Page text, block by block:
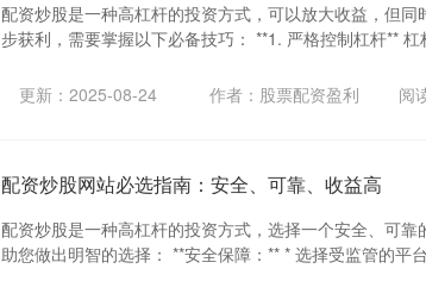
配资炒股是一种高杠杆的投资方式，可以放大收益，但
步获利，需要掌握以下必备技巧： **1. 严格控制杠杆**
更新：2025-08-24 作者：股票配资盈利 阅
配资炒股网站必选指南：安全、可靠、收益高
配资炒股是一种高杠杆的投资方式，选择一个安全、可
助您做出明智的选择： **安全保障：** * 选择受监管的平